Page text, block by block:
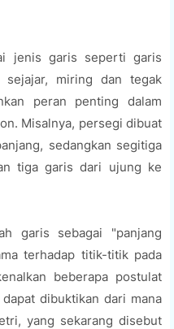
jenis garis seperti garis
miring dan tegak
peran penting dalam
Misalnya, persegi dibuat
sedangkan segitiga
tiga garis dari ujung ke
garis sebagai "panjang
terhadap titik-titik pada
beberapa postulat
dibuktikan dari mana
yang sekarang disebut